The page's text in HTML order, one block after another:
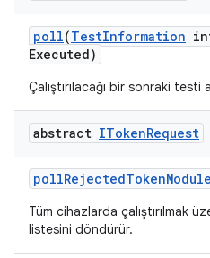
poll(TestInformation
Executed)
Çalıştırılacağı bir sonraki
abstract ITokenRequest
pollRejectedTokenModule
Tüm cihazlarda çalıştırılmak
listesini döndürür.